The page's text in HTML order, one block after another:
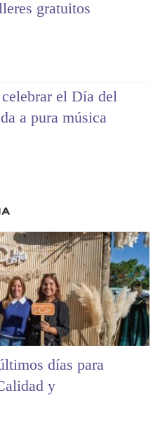
gratuitos
el Día del
a pura música
días para
y